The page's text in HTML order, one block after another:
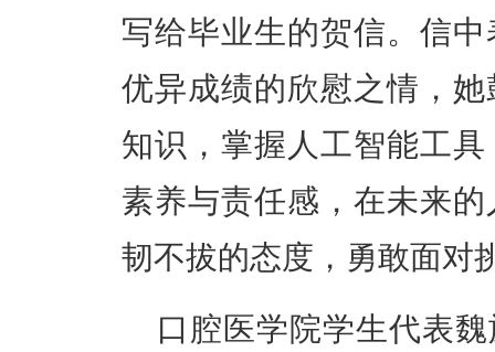
写给毕业生的贺信。信
优异成绩的欣慰之情，
知识，掌握人工智能工
素养与责任感，在未来
韧不拔的态度，勇敢面对
口腔医学院学生代表